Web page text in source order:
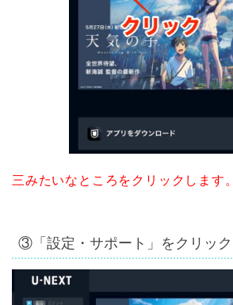
三みたいなところをクリックします。
③「設定・サポート」をクリック